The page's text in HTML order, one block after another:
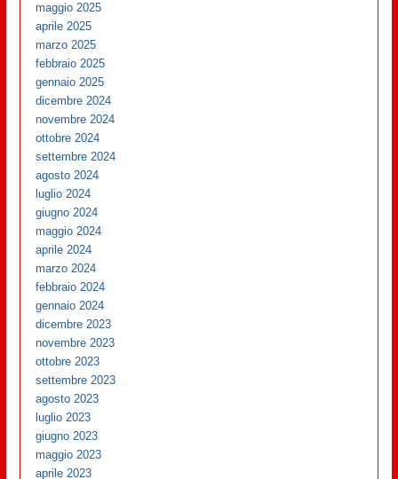
maggio 2025
aprile 2025
marzo 2025
febbraio 2025
gennaio 2025
dicembre 2024
novembre 2024
ottobre 2024
settembre 2024
agosto 2024
luglio 2024
giugno 2024
maggio 2024
aprile 2024
marzo 2024
febbraio 2024
gennaio 2024
dicembre 2023
novembre 2023
ottobre 2023
settembre 2023
agosto 2023
luglio 2023
giugno 2023
maggio 2023
aprile 2023